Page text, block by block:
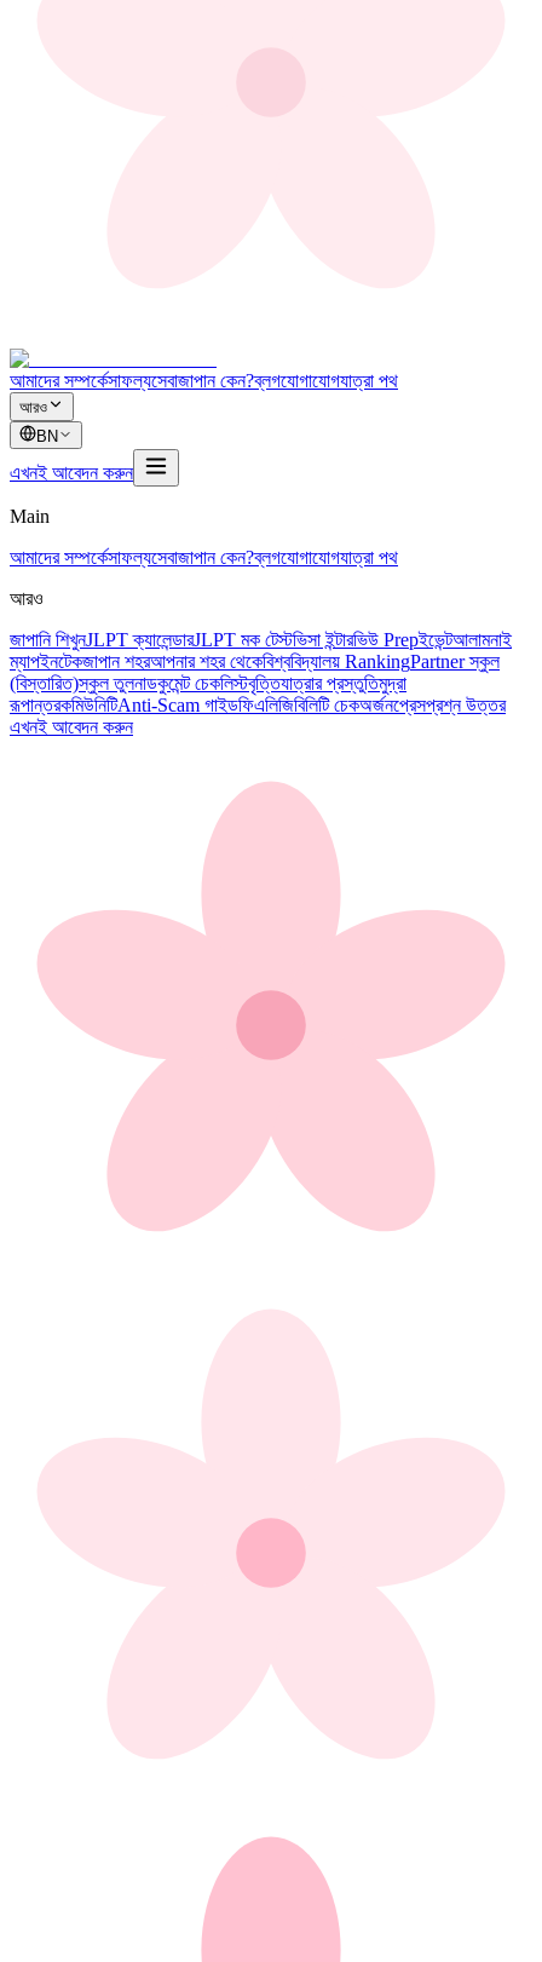
আমাদের সম্পর্কেসাফল্যসেবাজাপান কেন?ব্লগযোগাযোগযাত্রা পথ
আরও
BN
এখনই আবেদন করুন
Main
আমাদের সম্পর্কেসাফল্যসেবাজাপান কেন?ব্লগযোগাযোগযাত্রা পথ
আরও
জাপানি শিখুনJLPT ক্যালেন্ডারJLPT মক টেস্টভিসা ইন্টারভিউ Prepইভেন্টআলামনাই
ম্যাপইনটেকজাপান শহরআপনার শহর থেকেবিশ্ববিদ্যালয় RankingPartner স্কুল
(বিস্তারিত)স্কুল তুলনাডকুমেন্ট চেকলিস্টবৃত্তিযাত্রার প্রস্তুতিমুদ্রা
রূপান্তরকমিউনিটিAnti-Scam গাইডফিএলিজিবিলিটি চেকঅর্জনপ্রেসপ্রশ্ন উত্তর
এখনই আবেদন করুন